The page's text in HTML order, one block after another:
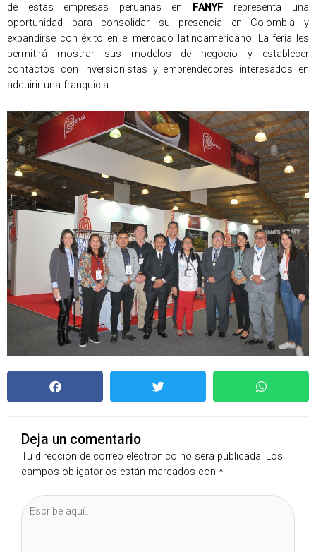
de estas empresas peruanas en
FANYF representa una
oportunidad para consolidar su presencia en Colombia y
expandirse con éxito en el mercado latinoamericano. La feria les
permitirá mostrar sus modelos de negocio y establecer
contactos con inversionistas y emprendedores interesados en
adquirir una franquicia.
Deja un comentario
Tu dirección de correo electrónico no será publicada. Los
campos obligatorios están marcados con *
Escribe
aquí...